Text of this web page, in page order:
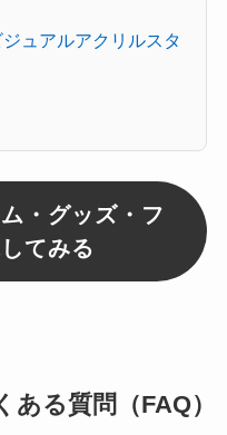
ュアルアクリルスタ
・グッズ・フ
てみる
る質問（FAQ）